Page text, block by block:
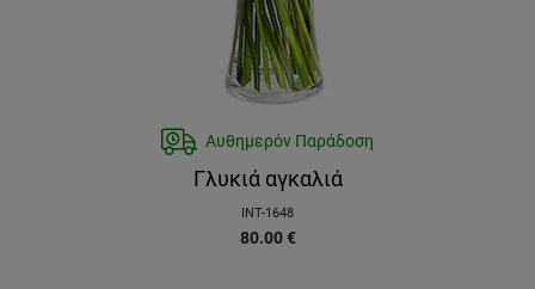
Αυθημερόν Παράδοση
Γλυκιά αγκαλιά
INT-1648
80.00 €